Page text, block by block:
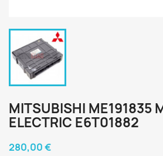
MITSUBISHI ME191835
ELECTRIC E6T01882
280,00 €